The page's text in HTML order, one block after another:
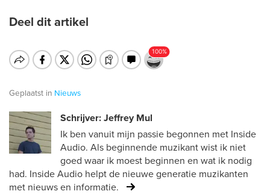
Deel dit artikel
Geplaatst in Nieuws
Schrijver: Jeffrey Mul
Ik ben vanuit mijn passie begonnen met Inside
Audio. Als beginnende muzikant wist ik niet
goed waar ik moest beginnen en wat ik nodig
had. Inside Audio helpt de nieuwe generatie muzikanten
met nieuws en informatie.